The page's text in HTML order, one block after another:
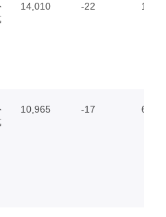
14,010 -22
10,965 -17 65.15